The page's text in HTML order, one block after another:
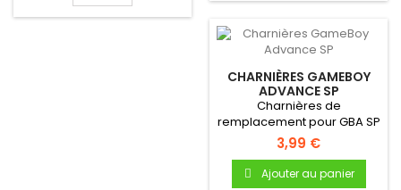
CHARNIÈRES GAMEBOY
ADVANCE SP
Charnières de
remplacement pour GBA SP
3,99 €
Ajouter au panier